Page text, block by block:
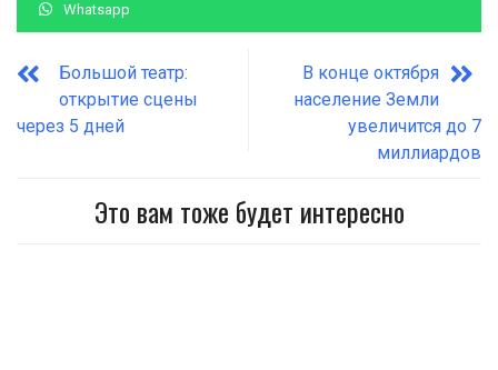
Whatsapp
Большой театр:
открытие сцены
через 5 дней
В конце октября
население Земли
увеличится до 7
миллиардов
Это вам тоже будет интересно